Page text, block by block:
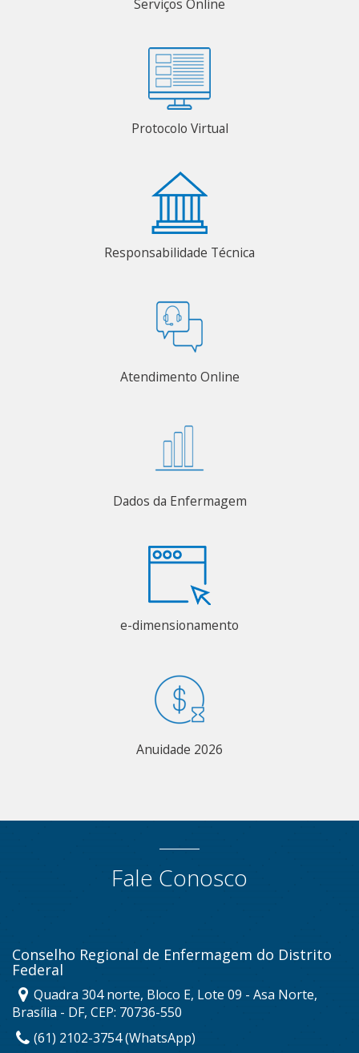
Serviços Online
Protocolo Virtual
Responsabilidade Técnica
Atendimento Online
Dados da Enfermagem
e-dimensionamento
Anuidade 2026
Fale Conosco
Conselho Regional de Enfermagem do Distrito
Federal
Quadra 304 norte, Bloco E, Lote 09 - Asa Norte,
Brasília - DF, CEP: 70736-550
(61) 2102-3754 (WhatsApp)